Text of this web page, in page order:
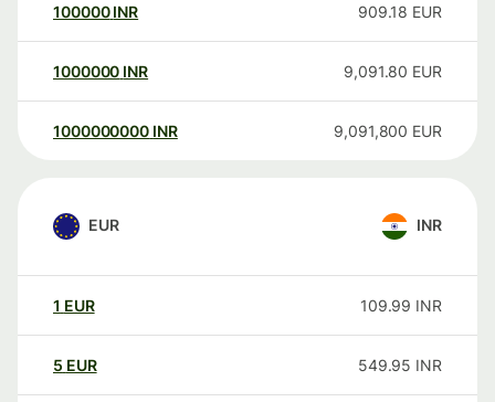
100000 INR 909.18 EUR
1000000 INR 9,091.80 EUR
1000000000 INR 9,091,800 EUR
EUR INR
1 EUR 109.99 INR
5 EUR 549.95 INR